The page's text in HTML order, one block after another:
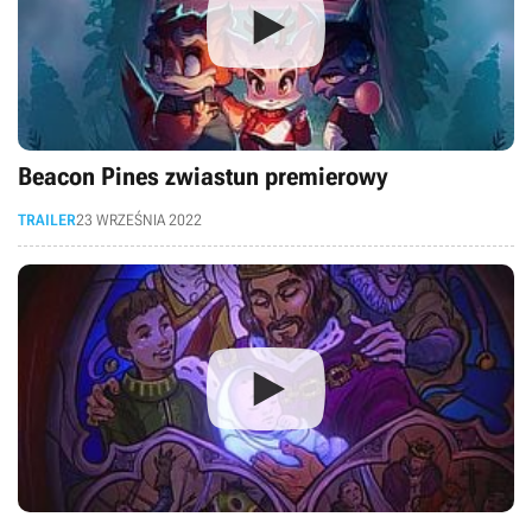
Beacon Pines zwiastun premierowy
TRAILER23 WRZEŚNIA 2022